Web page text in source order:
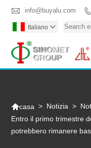
 info@buyalu.com 
Italiano 
casa > Notizia >
Entro il primo trimestre
potrebbero rimanere